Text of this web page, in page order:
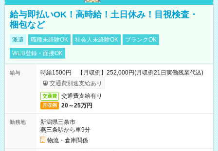
給与即払いOK！高時給！土日休み！目視検査・
梱包など
派遣 職種未経験OK 社会人未経験OK
ブランクOK
WEB登録・面接OK
給与
時給1500円 【月収例】252,000円(月収例21日実働残業代込)
交通費別途支給あり
交通費 交通費支給有り
月収例 20～25万円
勤務地
新潟県三条市
燕三条駅から車9分
物流・倉庫関係